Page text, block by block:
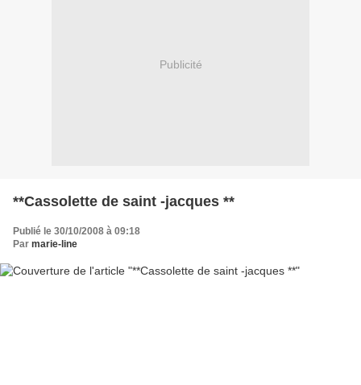
Publicité
**Cassolette de saint -jacques **
Publié le 30/10/2008 à 09:18
Par marie-line